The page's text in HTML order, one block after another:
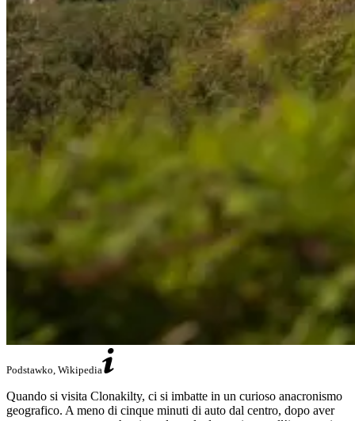
Podstawko, Wikipedia
Quando si visita Clonakilty, ci si imbatte in un curioso anacronismo
geografico. A meno di cinque minuti di auto dal centro, dopo aver